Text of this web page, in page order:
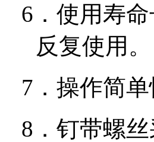
6． 使用寿
反复使用。
7． 操作简单
8． 钉带螺